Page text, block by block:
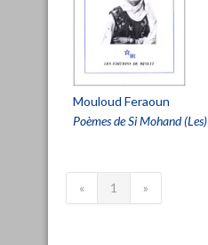
Mouloud Feraoun
Poèmes de Si Mohand (Les)
« 1 »